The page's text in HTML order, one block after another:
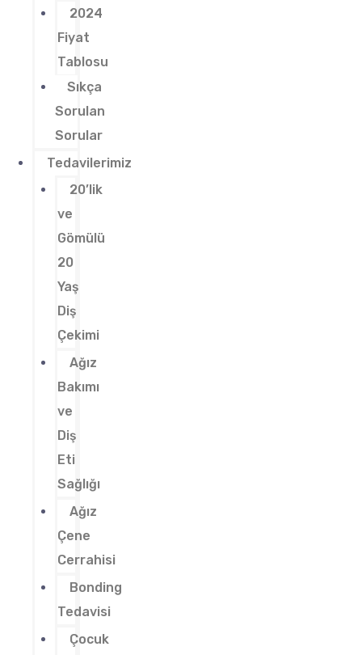
2024
Fiyat
Tablosu
Sıkça
Sorulan
Sorular
Tedavilerimiz
20’lik
ve
Gömülü
20
Yaş
Diş
Çekimi
Ağız
Bakımı
ve
Diş
Eti
Sağlığı
Ağız
Çene
Cerrahisi
Bonding
Tedavisi
Çocuk